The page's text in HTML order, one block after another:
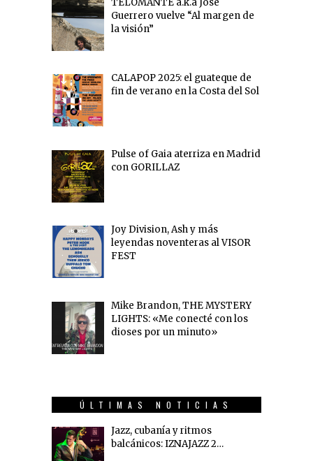
Guerrero vuelve “Al margen de
la visión”
CALAPOP 2025: el guateque de
fin de verano en la Costa del Sol
Pulse of Gaia aterriza en Madrid
con GORILLAZ
Joy Division, Ash y más
leyendas noventeras al VISOR
FEST
Mike Brandon, THE MYSTERY
LIGHTS: «Me conecté con los
dioses por un minuto»
ÚLTIMAS NOTICIAS
Jazz, cubanía y ritmos
balcánicos: IZNAJAZZ 2…